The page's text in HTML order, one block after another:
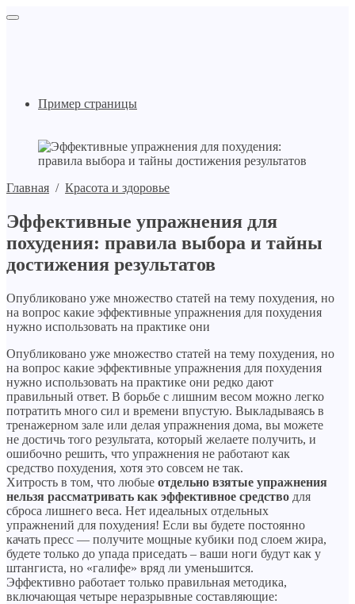
Пример страницы
Главная / Красота и здоровье
Эффективные упражнения для
похудения: правила выбора и тайны
достижения результатов
Опубликовано уже множество статей на тему похудения, но
на вопрос какие эффективные упражнения для похудения
нужно использовать на практике они
Опубликовано уже множество статей на тему похудения, но
на вопрос какие эффективные упражнения для похудения
нужно использовать на практике они редко дают
правильный ответ. В борьбе с лишним весом можно легко
потратить много сил и времени впустую. Выкладываясь в
тренажерном зале или делая упражнения дома, вы можете
не достичь того результата, который желаете получить, и
ошибочно решить, что упражнения не работают как
средство похудения, хотя это совсем не так.
Хитрость в том, что любые отдельно взятые упражнения
нельзя рассматривать как эффективное средство для
сброса лишнего веса. Нет идеальных отдельных
упражнений для похудения! Если вы будете постоянно
качать пресс — получите мощные кубики под слоем жира,
будете только до упада приседать – ваши ноги будут как у
штангиста, но «галифе» вряд ли уменьшится.
Эффективно работает только правильная методика,
включающая четыре неразрывные составляющие: